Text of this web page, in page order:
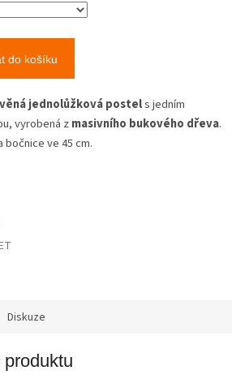
do košíku
jednolůžková postels jedním
vyrobená zmasivního bukového dřeva.
bočnice ve 45 cm.
Diskuze